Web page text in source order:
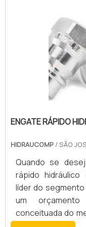
termos como
hora de buscá-lo
encontrar
devido a
ENGATE RÁPIDO
HIDRAUCOMP / SÃO
Quando se
rápido hidráulico
líder do segmento
um
conceituada do